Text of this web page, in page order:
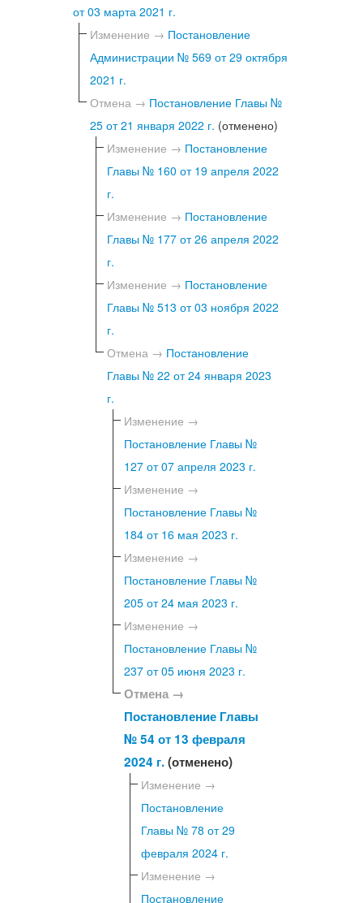
от 03 марта 2021 г.
Изменение → Постановление
Администрации № 569 от 29 октября
2021 г.
Отмена → Постановление Главы №
25 от 21 января 2022 г. (отменено)
Изменение → Постановление
Главы № 160 от 19 апреля 2022
г.
Изменение → Постановление
Главы № 177 от 26 апреля 2022
г.
Изменение → Постановление
Главы № 513 от 03 ноября 2022
г.
Отмена → Постановление
Главы № 22 от 24 января 2023
г.
Изменение →
Постановление Главы №
127 от 07 апреля 2023 г.
Изменение →
Постановление Главы №
184 от 16 мая 2023 г.
Изменение →
Постановление Главы №
205 от 24 мая 2023 г.
Изменение →
Постановление Главы №
237 от 05 июня 2023 г.
Отмена →
Постановление Главы
№ 54 от 13 февраля
2024 г.(отменено)
Изменение →
Постановление
Главы № 78 от 29
февраля 2024 г.
Изменение →
Постановление